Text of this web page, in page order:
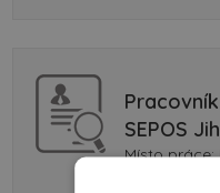
SEPOS
Místo práce: